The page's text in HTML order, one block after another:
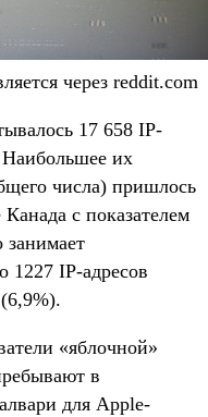
через reddit.com
17 658 IP-
Наибольшее их
числа) пришлось
с показателем
занимает
1227 IP-адресов
«яблочной»
в
для Apple-